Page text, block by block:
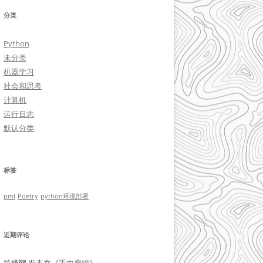
分类
Python
未分类
机器学习
社会和思考
计算机
运行日志
默认分类
标签
pml Poetry python环境部署
近期评论